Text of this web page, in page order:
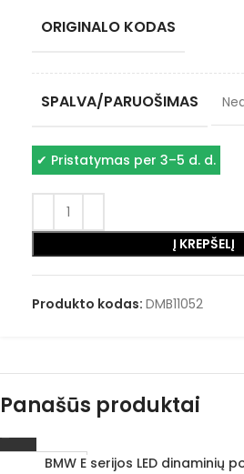
ORIGINALO KODAS
SPALVA/PARUOŠIMAS
✔ Pristatymas per 3–5 d. d.
Į KREPŠELĮ
Produkto kodas: DMB11052
Panašūs produktai
1–3 d. d.
BMW E serijos LED dinaminių